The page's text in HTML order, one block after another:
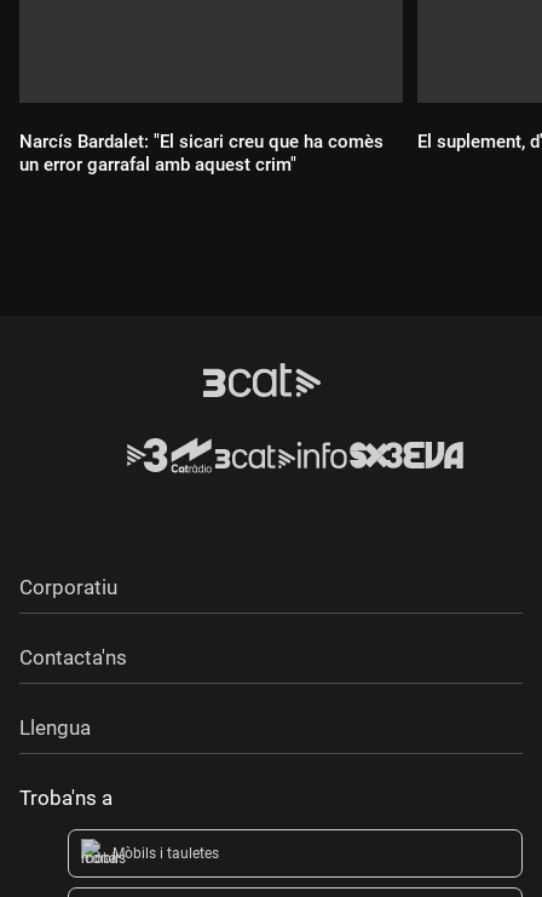
Narcís Bardalet: "El sicari creu que ha comès
un error garrafal amb aquest crim"
El suplement,
Corporatiu
Contacta'ns
Llengua
Troba'ns a
Mòbils i tauletes